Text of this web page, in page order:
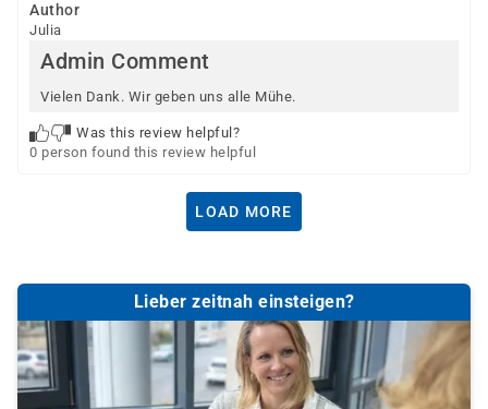
Author
Julia
Admin Comment
Vielen Dank. Wir geben uns alle Mühe.
Was this review helpful?
0 person found this review helpful
LOAD MORE
Lieber zeitnah einsteigen?